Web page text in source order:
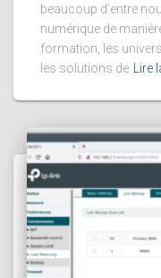
beaucoup d’entre
numérique de
formation, les
les solutions de
Lire